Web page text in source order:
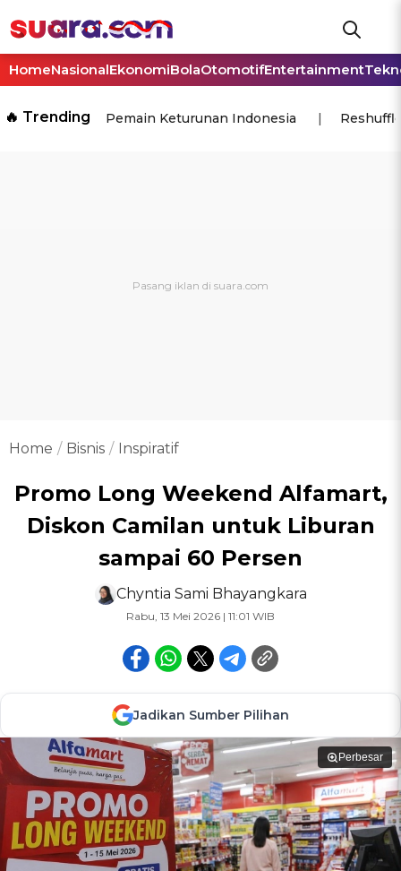
HomeNasionalEkonomiBolaOtomotifEntertainment
🔥 Trending Pemain Keturunan Indonesia
Home Bisnis Inspiratif
Promo Long Weekend Alfamart,
Diskon Camilan untuk Liburan
sampai 60 Persen
Chyntia Sami Bhayangkara
Rabu, 13 Mei 2026 | 11:01 WIB
Jadikan Sumber Pilihan
Perbesar